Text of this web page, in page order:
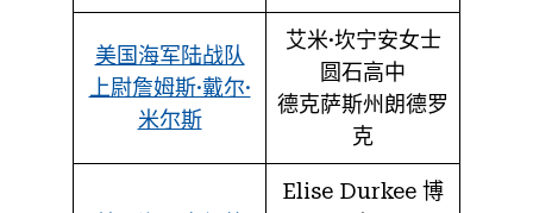
美国海军陆战队
上尉詹姆斯·戴尔·
米尔斯
艾米·坎宁安女士
圆石高中
德克萨斯州朗德罗
克
Elise Durkee 博